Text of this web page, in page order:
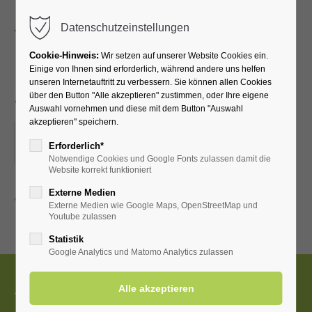
Schützenfest
ORT: ORTSVERANSTALTUNG
Zurück
Tourist-Information
Datenschutzeinstellungen
Cookie-Hinweis: Wir setzen auf unserer Website Cookies ein.
Einige von Ihnen sind erforderlich, während andere uns helfen
unseren Internetauftritt zu verbessern. Sie können allen Cookies
über den Button "Alle akzeptieren" zustimmen, oder Ihre eigene
Auswahl vornehmen und diese mit dem Button "Auswahl
akzeptieren" speichern.
Erforderlich*
Notwendige Cookies und Google Fonts zulassen damit die
Website korrekt funktioniert
Externe Medien
Externe Medien wie Google Maps, OpenStreetMap und
Youtube zulassen
Statistik
Google Analytics und Matomo Analytics zulassen